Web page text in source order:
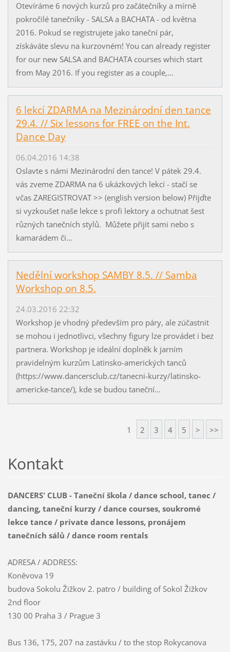
Otevíráme 6 nových kurzů pro začátečníky a mírně
pokročilé tanečníky - SALSA a BACHATA - od května
2016. Pokud se registrujete jako taneční pár,
získáváte slevu na kurzovném! You can already register
for our new SALSA and BACHATA courses which start
from May 2016. If you register as a couple,...
6 lekcí ZDARMA na Mezinárodní den tance
29.4. // Six lessons for FREE on the Int.
Dance Day
06.04.2016 14:38
Oslavte s námi Mezinárodní den tance! V pátek 29.4.
vás zveme ZDARMA na 6 ukázkových lekcí - stačí se
včas ZAREGISTROVAT >> (english version below) Přijďte
si vyzkoušet naše lekce s profi lektory a ochutnat šest
různých tanečních stylů. Můžete přijít sami nebo s
kamarádem či...
Nedělní workshop SAMBY 8.5. // Samba
Workshop on 8.5.
24.03.2016 22:32
Workshop je vhodný především pro páry, ale zúčastnit
se mohou i jednotlivci, všechny figury lze provádet i bez
partnera. Workshop je ideální doplněk k jarním
pravidelným kurzům Latinsko-amerických tanců
(https://www.dancersclub.cz/tanecni-kurzy/latinsko-
americke-tance/), kde se budou taneční...
1 2 3 4 5 > >>
Kontakt
DANCERS' CLUB - Taneční škola / dance school, tanec /
dancing, taneční kurzy / dance courses, soukromé
lekce tance / private dance lessons, pronájem
tanečních sálů / dance room rentals
ADRESA / ADDRESS:
Koněvova 19
budova Sokolu Žižkov 2. patro / building of Sokol Žižkov
2nd floor
130 00 Praha 3 / Prague 3
Bus 136, 175, 207 na zastávku / to the stop Rokycanova